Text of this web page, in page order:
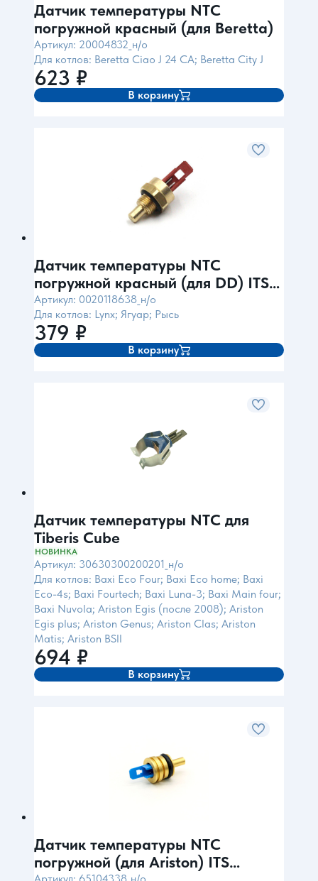
Датчик температуры NTC
погружной красный (для Beretta)
Артикул: 20004832_н/о
Для котлов: Beretta Ciao J 24 CA; Beretta City J
623 ₽
В корзину
Датчик температуры NTC
погружной красный (для DD) ITS
Италия
Артикул: 0020118638_н/о
Для котлов: Lynx; Ягуар; Рысь
379 ₽
В корзину
Датчик температуры NTC для
Tiberis Cube
НОВИНКА
Артикул: 30630300200201_н/о
Для котлов: Baxi Eco Four; Baxi Eco home; Baxi
Eco-4s; Baxi Fourtech; Baxi Luna-3; Baxi Main four;
Baxi Nuvola; Ariston Egis (после 2008); Ariston
Egis plus; Ariston Genus; Ariston Clas; Ariston
Matis; Ariston BSII
694 ₽
В корзину
Датчик температуры NTC
погружной (для Ariston) ITS